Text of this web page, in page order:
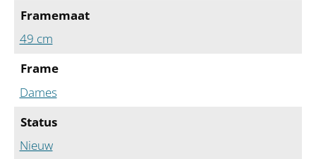
Framemaat
49 cm
Frame
Dames
Status
Nieuw